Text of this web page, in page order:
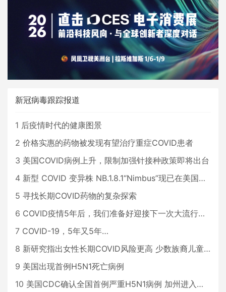
新冠病毒跟踪报道
1 后疫情时代的健康图景
2 价格实惠的药物被发现有望治疗重症COVID患者
3 美国COVID病例上升，限制加强针接种政策即将出台
4 新型 COVID 变异株 NB.1.8.1“Nimbus”现已在美国占据主导地位
5 寻找长期COVID药物的复杂探索
6 COVID疫情5年后，我们准备好迎接下一次大流行了吗？
7 COVID-19，5年又5年…
8 新研究指出女性长期COVID风险更高 少数族裔儿童存在差异
9 美国出现首例H5N1死亡病例
10 美国CDC确认全国首例严重H5N1病例 加州进入紧急状态